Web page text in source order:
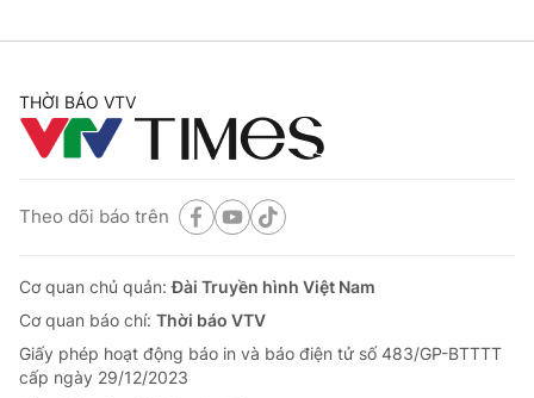
THỜI BÁO VTV
Theo dõi báo trên
Cơ quan chủ quản:Đài Truyền hình Việt Nam
Cơ quan báo chí: Thời báo VTV
Giấy phép hoạt động báo in và báo điện tử số 483/GP-BTTTT
cấp ngày 29/12/2023